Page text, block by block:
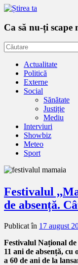
Ca să nu-ți scape
Actualitate
Politică
Externe
Social
Sănătate
Justiție
Mediu
Interviuri
Showbiz
Meteo
Sport
Festivalul
de absență.
Publicat în 17 august
Festivalul Național
11 ani de absență,
a 60 de ani de la